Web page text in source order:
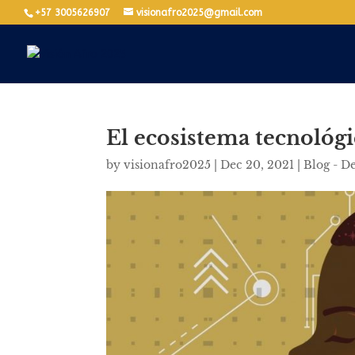
+57 3005626907 visionafro2025@gmail.com
El ecosistema
byvisionafro2025 |Dec 20, 2021 |Blog -